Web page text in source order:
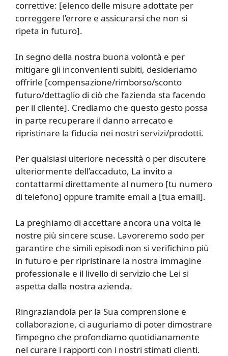
correttive: [elenco delle misure adottate per
correggere l’errore e assicurarsi che non si
ripeta in futuro].
In segno della nostra buona volontà e per
mitigare gli inconvenienti subiti, desideriamo
offrirle [compensazione/rimborso/sconto
futuro/dettaglio di ciò che l’azienda sta facendo
per il cliente]. Crediamo che questo gesto possa
in parte recuperare il danno arrecato e
ripristinare la fiducia nei nostri servizi/prodotti.
Per qualsiasi ulteriore necessità o per discutere
ulteriormente dell’accaduto, La invito a
contattarmi direttamente al numero [tu numero
di telefono] oppure tramite email a [tua email].
La preghiamo di accettare ancora una volta le
nostre più sincere scuse. Lavoreremo sodo per
garantire che simili episodi non si verifichino più
in futuro e per ripristinare la nostra immagine
professionale e il livello di servizio che Lei si
aspetta dalla nostra azienda.
Ringraziandola per la Sua comprensione e
collaborazione, ci auguriamo di poter dimostrare
l’impegno che profondiamo quotidianamente
nel curare i rapporti con i nostri stimati clienti.